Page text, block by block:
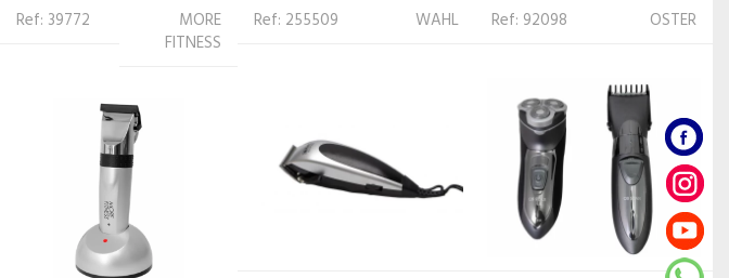
Ref: 255509 WAHL Ref: 92098 OSTER Ref: 100205 OSTER